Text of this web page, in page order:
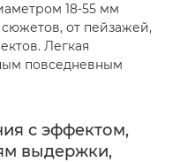
18-55 мм
от пейзажей,
Легкая
повседневным
с эффектом,
выдержки,